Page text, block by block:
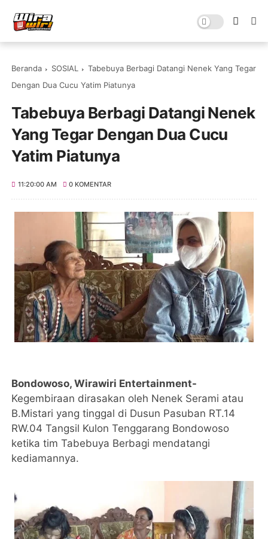
Beranda SOSIAL
Tabebuya Berbagi Datangi Nenek Yang Tegar
Dengan Dua Cucu Yatim Piatunya
Tabebuya Berbagi Datangi Nenek
Yang Tegar Dengan Dua Cucu
Yatim Piatunya
11:20:00 AM 0 KOMENTAR
Bondowoso, Wirawiri Entertainment-
Kegembiraan dirasakan oleh Nenek Serami atau
B.Mistari yang tinggal di Dusun Pasuban RT.14
RW.04 Tangsil Kulon Tenggarang Bondowoso
ketika tim Tabebuya Berbagi mendatangi
kediamannya.